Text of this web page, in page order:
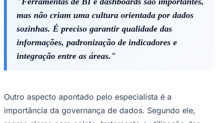
Goiásmas não criam uma cultura orientada por dados
sozinhas. É preciso garantir qualidade das
informações, padronização de indicadores e
integração entre as áreas."
Outro aspecto apontado pelo especialista é a
importância da governança de dados. Segundo ele,